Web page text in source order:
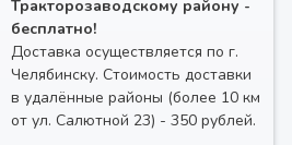
Тракторозаводскому району -
бесплатно!
Доставка осуществляется по г.
Челябинску. Стоимость доставки
в удалённые районы (более 10 км
от ул. Салютной 23) - 350 рублей.